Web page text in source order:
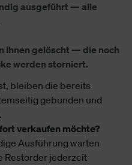
ausgeführt — alle
Ihnen gelöscht — die noch
werden storniert.
bleiben die bereits
gebunden und
verkaufen möchte?
Ausführung warten
Restorder jederzeit